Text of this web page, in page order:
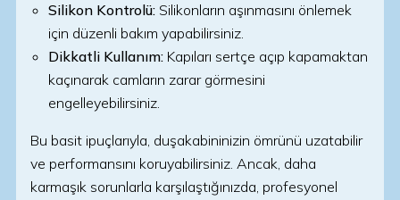
Silikon Kontrolü: Silikonların aşınmasını önlemek
için düzenli bakım yapabilirsiniz.
Dikkatli Kullanım: Kapıları sertçe açıp kapamaktan
kaçınarak camların zarar görmesini
engelleyebilirsiniz.
Bu basit ipuçlarıyla, duşakabininizin ömrünü uzatabilir
ve performansını koruyabilirsiniz. Ancak, daha
karmaşık sorunlarla karşılaştığınızda, profesyonel